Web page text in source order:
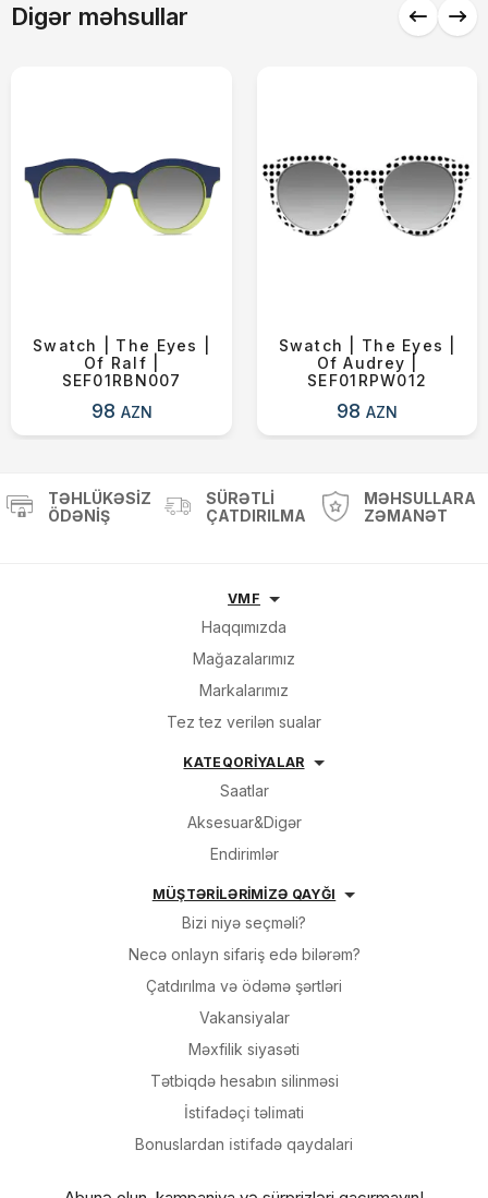
Digər məhsullar
Swatch | The Eyes |
Of Ralf |
SEF01RBN007
98 AZN
Swatch | The Eyes |
Of Audrey |
SEF01RPW012
98AZN
Sifarişi rəsmiləşdir
TƏHLÜKƏSIZ
ÖDƏNIŞ
SÜRƏTLI
ÇATDIRILMA
MƏHSULLARA
ZƏMANƏT
VMF
Haqqımızda
Mağazalarımız
Markalarımız
Tez tez verilən sualar
KATEQORİYALAR
Saatlar
Aksesuar&Digər
Endirimlər
MÜŞTƏRİLƏRİMİZƏ QAYĞI
Bizi niyə seçməli?
Necə onlayn sifariş edə bilərəm?
Çatdırılma və ödəmə şərtləri
Vakansiyalar
Məxfilik siyasəti
Tətbiqdə hesabın silinməsi
İsti̇fadəçi̇ təli̇mati
Bonuslardan i̇sti̇fadə qaydalari